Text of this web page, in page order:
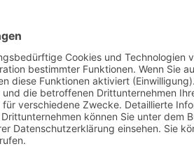
und
Tätigkeitsfeld an
Sie wenden
Ihrer Kundschaft zu
geregelten